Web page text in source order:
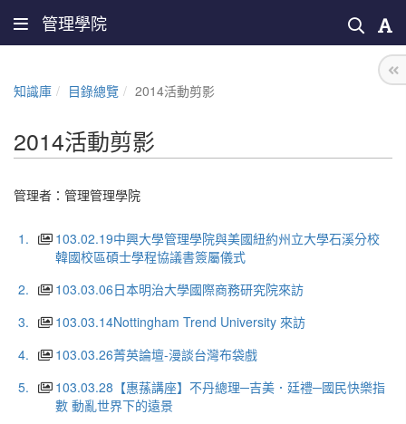
管理學院
知識庫 目錄總覽 2014活動剪影
2014活動剪影
管理者： 管理管理學院
1.
103.02.19中興大學管理學院與美國紐約州立大學石溪分校
韓國校區碩士學程協議書簽屬儀式
2.
103.03.06日本明治大學國際商務研究院來訪
3.
103.03.14Nottingham Trend University 來訪
4.
103.03.26菁英論壇-漫談台灣布袋戲
5.
103.03.28【惠蓀講座】不丹總理─吉美．廷禮─國民快樂指
數 動亂世界下的遠景